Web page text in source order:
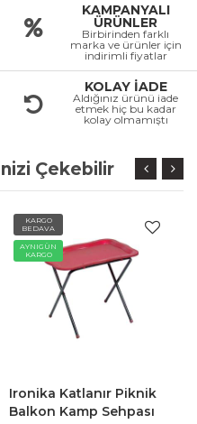
KAMPANYALI
ÜRÜNLER
Birbirinden farklı
marka ve ürünler için
indirimli fiyatlar
KOLAY İADE
Aldığınız ürünü iade
etmek hiç bu kadar
kolay olmamıştı
Çekebilir
KARGO
BEDAVA
AYNIGÜN
KARGO
Ironika Katlanır Piknik
Balkon Kamp Sehpası